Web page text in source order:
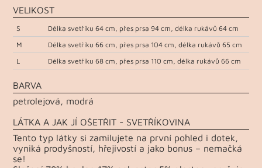
VELIKOST
S
Délka svetříku 64 cm, přes prsa 94 cm, délka rukávů 64 cm
M
Délka svetříku 66 cm, přes prsa 104 cm, délka rukávů 65 cm
L
Délka svetříku 68 cm, přes prsa 110 cm, délka rukávů 66 cm
BARVA
petrolejová, modrá
LÁTKA A JAK JÍ OŠETŘIT - SVETŘÍKOVINA
Tento typ látky si zamilujete na první pohled i dotek,
vyniká prodyšností, hřejivostí a jako bonus – nemačká
se!